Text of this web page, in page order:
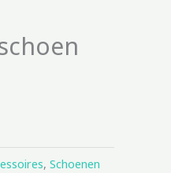
, Schoenen